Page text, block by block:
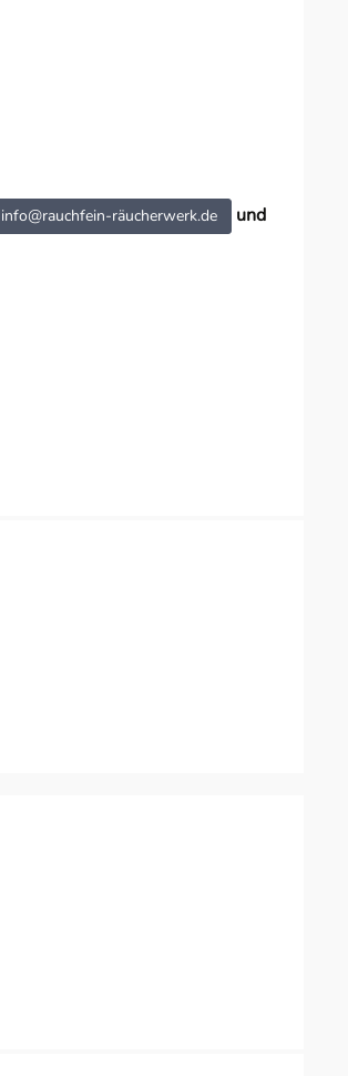
info@rauchfein-räucherwerk.de
und